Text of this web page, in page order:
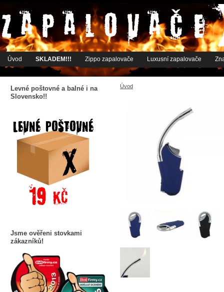
Úvod SKLADEM!!! Zippo zapalovače Luxusní zapalovače
Úvod
Levné poštovné a balné i na
Slovensko!!
Jsme ověřeni stovkami
zákazníků!